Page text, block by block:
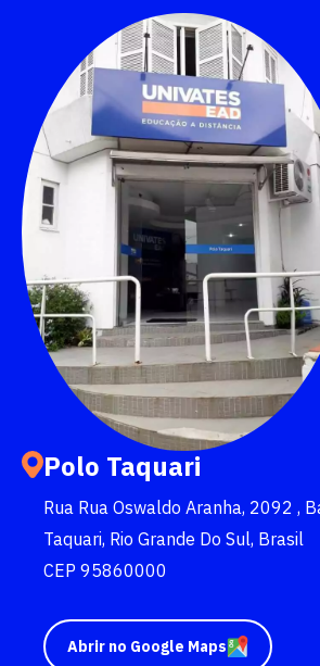
Polo Taquari
Rua Rua Oswaldo Aranha, 2092 ,
Taquari, Rio Grande Do Sul, Brasil
CEP 95860000
Abrir no Google Maps
Escolha a vaga
quer
vagas para início de
vagas a partir do 2º ano de